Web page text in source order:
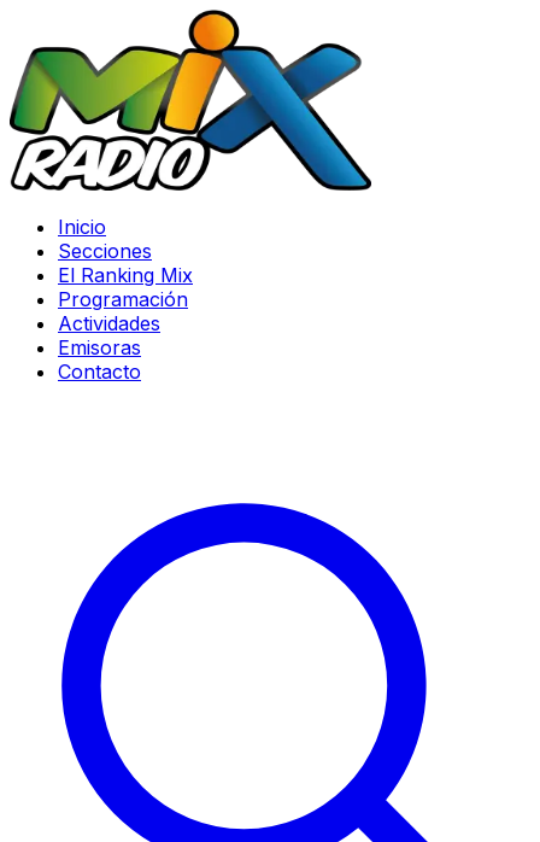
Inicio
Secciones
El Ranking Mix
Programación
Actividades
Emisoras
Contacto